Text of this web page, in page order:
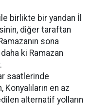
birlikte bir yandan İl
diğer taraftan
sona
ki Ramazan
saatlerinde
en az
alternatif yolların